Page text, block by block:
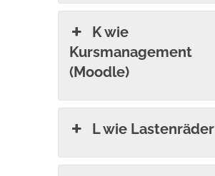
K wie
Kursmanagement
(Moodle)
L wie Lastenräder